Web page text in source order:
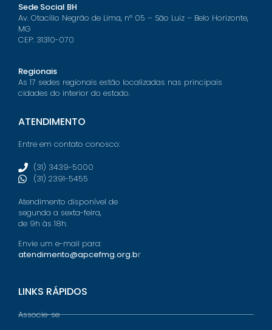
Sede Social BH
Av. Otacílio Negrão de Lima, nº 05 – São Luiz – Belo Horizonte,
MG
CEP: 31310-070
Regionais
As 17 sedes regionais estão localizadas nas principais
cidades do interior do estado.
ATENDIMENTO
Entre em contato conosco:
(31) 3439-5000
(31) 2391-5455
Atendimento disponível de
segunda a sexta-feira,
de 9h às 18h.
Envie um e-mail para:
atendimento@apcefmg.org.br
LINKS RÁPIDOS
Associe-se